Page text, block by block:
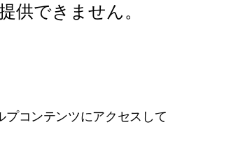
供できません。
コンテンツにアクセスして